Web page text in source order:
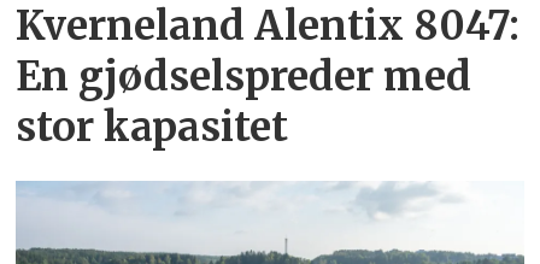
Kverneland Alentix 8047:
En gjødsel­spreder med
stor kapasitet